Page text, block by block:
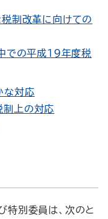
制改革に向けての
での平成19年度税
な対応
制上の対応
特別委員は、次のと